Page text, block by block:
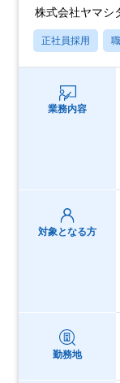
株式会社ヤマシ
正社員採用
業務内容
対象となる方
勤務地